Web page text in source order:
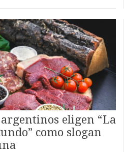
argentinos eligen “La
como slogan